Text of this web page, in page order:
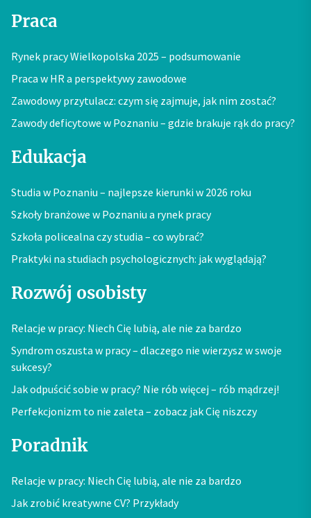
Praca
Rynek pracy Wielkopolska 2025 – podsumowanie
Praca w HR a perspektywy zawodowe
Zawodowy przytulacz: czym się zajmuje, jak nim zostać?
Zawody deficytowe w Poznaniu – gdzie brakuje rąk do pracy?
Edukacja
Studia w Poznaniu – najlepsze kierunki w 2026 roku
Szkoły branżowe w Poznaniu a rynek pracy
Szkoła policealna czy studia – co wybrać?
Praktyki na studiach psychologicznych: jak wyglądają?
Rozwój osobisty
Relacje w pracy: Niech Cię lubią, ale nie za bardzo
Syndrom oszusta w pracy – dlaczego nie wierzysz w swoje
sukcesy?
Jak odpuścić sobie w pracy? Nie rób więcej – rób mądrzej!
Perfekcjonizm to nie zaleta – zobacz jak Cię niszczy
Poradnik
Relacje w pracy: Niech Cię lubią, ale nie za bardzo
Jak zrobić kreatywne CV? Przykłady